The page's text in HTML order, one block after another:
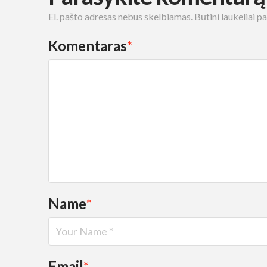
El. pašto adresas nebus skelbiamas. Būtini laukeliai
Komentaras*
Name*